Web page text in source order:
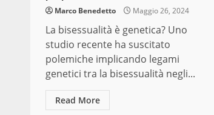
Marco Benedetto Maggio 26, 2024
La bisessualità è genetica? Uno
studio recente ha suscitato
polemiche implicando legami
genetici tra la bisessualità negli...
Read More